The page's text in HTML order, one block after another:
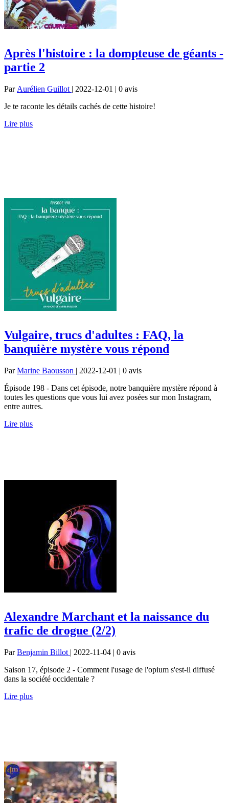
Après l'histoire : la dompteuse de géants -
partie 2
Par Aurélien Guillot | 2022-12-01 | 0 avis
Je te raconte les détails cachés de cette histoire!
Lire plus
Vulgaire, trucs d'adultes : FAQ, la
banquière mystère vous répond
ParMarine Baousson | 2022-12-01 | 0 avis
Épisode 198 - Dans cet épisode, notre banquière mystère répond à
toutes les questions que vous lui avez posées sur mon Instagram,
entre autres.
Lire plus
Alexandre Marchant et la naissance du
trafic de drogue (2/2)
ParBenjamin Billot | 2022-11-04 | 0 avis
Saison 17, épisode 2 - Comment l'usage de l'opium s'est-il diffusé
dans la société occidentale ?
Lire plus